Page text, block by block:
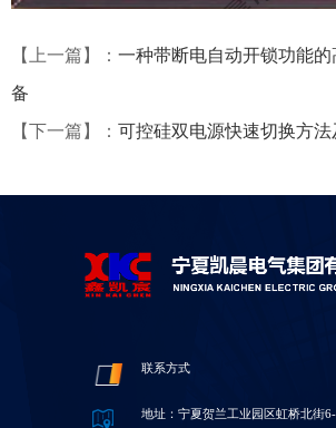
【上一篇】： 一种带断电自动开锁功能
备
【下一篇】： 可控硅双电源快速切换方法
联系方式
地址：宁夏贺兰工业园区虹桥北街